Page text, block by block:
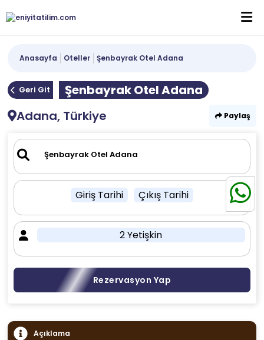
Anasayfa Oteller Şenbayrak Otel Adana
Geri Git
Şenbayrak Otel Adana
Adana, Türkiye
Paylaş
Giriş Tarihi Çıkış Tarihi
2 Yetişkin
Rezervasyon Yap
Açıklama